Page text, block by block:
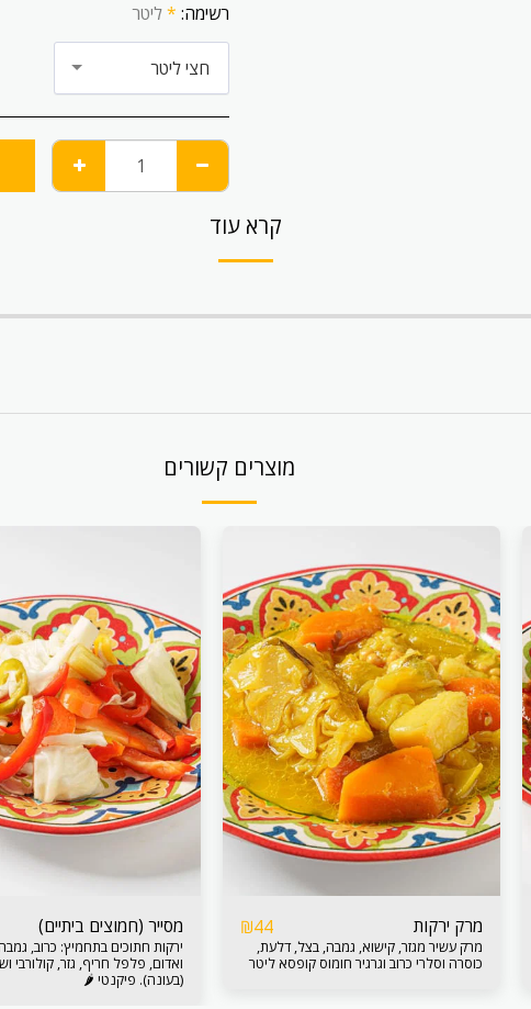
רשימה: *ליטר
חצי ליטר
קרא עוד
מוצרים קשורים
מרק ירקות ₪44
מרק עשיר מגזר, קישוא, גמבה, בצל, דלעת,
כוסרה וסלרי כרוב וגרגיר חומוס קופסא ליטר
מסייר (חמוצים ביתיים)
ירקות חתוכים בתחמיץ: כרוב,
ואדום, פלפל חריף, גזר, קולורבי
(בעונה). פיקנטי 🌶